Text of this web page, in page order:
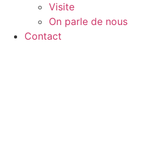
Visite
On parle de nous
Contact